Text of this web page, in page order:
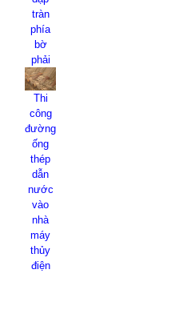
tràn
phía
bờ
phải
Thi
công
đường
ống
thép
dẫn
nước
vào
nhà
máy
thủy
điện